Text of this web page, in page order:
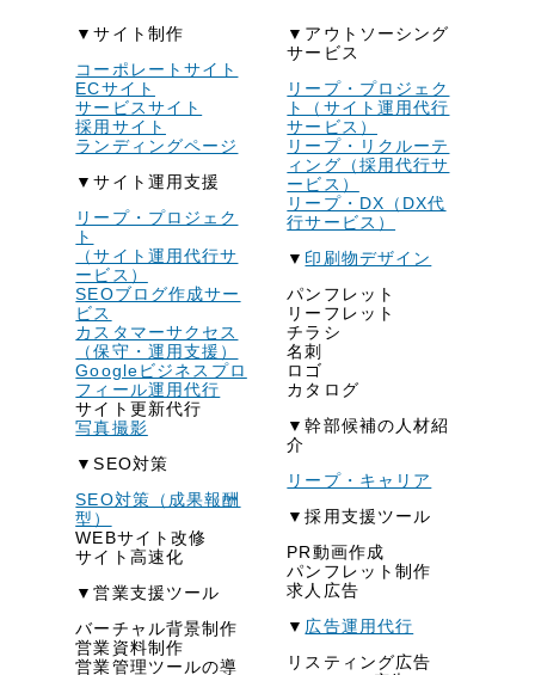
▼サイト制作
コーポレートサイト
ECサイト
サービスサイト
採用サイト
ランディングページ
▼サイト運用支援
リープ・プロジェク
ト
（サイト運用代行サ
ービス）
SEOブログ作成サー
ビス
カスタマーサクセス
（保守・運用支援）
Googleビジネスプロ
フィール運用代行
サイト更新代行
写真撮影
▼SEO対策
SEO対策（成果報酬
型）
WEBサイト改修
サイト高速化
▼営業支援ツール
バーチャル背景制作
営業資料制作
営業管理ツールの導
▼アウトソーシング
サービス
リープ・プロジェク
ト（サイト運用代行
サービス）
リープ・リクルーテ
ィング（採用代行サ
ービス）
リープ・DX（DX代
行サービス）
▼ 印刷物デザイン
パンフレット
リーフレット
チラシ
名刺
ロゴ
カタログ
▼幹部候補の人材紹
介
リープ・キャリア
▼採用支援ツール
PR動画作成
パンフレット制作
求人広告
▼ 広告運用代行
リスティング広告